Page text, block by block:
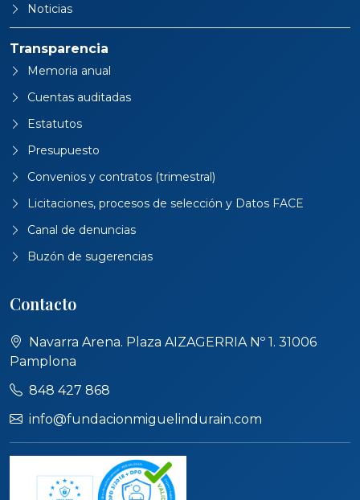
Noticias
Transparencia
Memoria anual
Cuentas auditadas
Estatutos
Presupuesto
Convenios y contratos (trimestral)
Licitaciones, procesos de selección y Datos FACE
Canal de denuncias
Buzón de sugerencias
Contacto
Navarra Arena. Plaza AIZAGERRIA Nº 1. 31006
Pamplona
848 427 868
info@fundacionmiguelindurain.com